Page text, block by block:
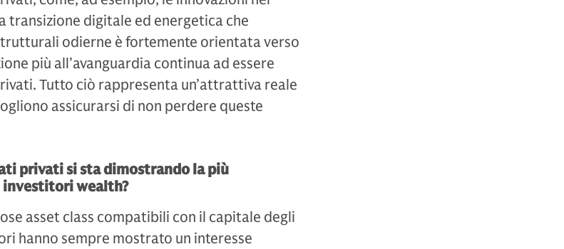
transizione digitale ed energetica che
odierne è fortemente orientata verso
più all’avanguardia continua ad essere
Tutto ciò rappresenta un’attrattiva reale
assicurarsi di non perdere queste
privati si sta dimostrando la più
wealth?
asset class compatibili con il capitale degli
hanno sempre mostrato un interesse